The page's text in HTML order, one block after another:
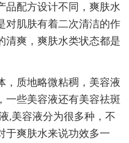
品配方设计不同，爽肤水
对肌肤有着二次清洁的作
清爽，爽肤水类状态都是
，质地略微粘稠，美容液
一些美容液还有美容祛斑
,美容液分为很多种，不
于爽肤水来说功效多一